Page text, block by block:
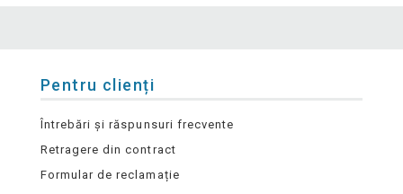
Pentru clienți
Întrebări și răspunsuri frecvente
Retragere din contract
Formular de reclamație